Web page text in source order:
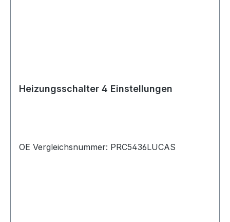
Heizungsschalter 4 Einstellungen
OE Vergleichsnummer: PRC5436LUCAS